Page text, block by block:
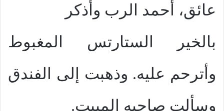
عائق، أحمد الرب وأذكر
بالخير الستارتس المغبوط
وأترحم عليه. وذهبت إلى الفندق
وسألت صاحبه المبيت.